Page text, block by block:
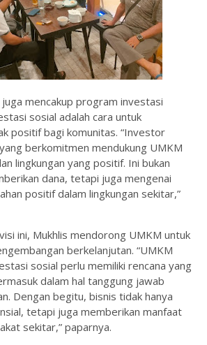
juga mencakup program investasi
sosial adalah cara untuk
positif bagi komunitas. “Investor
berkomitmen mendukung UMKM
lingkungan yang positif. Ini bukan
dana, tetapi juga mengenai
positif dalam lingkungan sekitar,”
ini, Mukhlis mendorong UMKM untuk
berkelanjutan. “UMKM
sosial perlu memiliki rencana yang
dalam hal tanggung jawab
Dengan begitu, bisnis tidak hanya
tetapi juga memberikan manfaat
sekitar,” paparnya.